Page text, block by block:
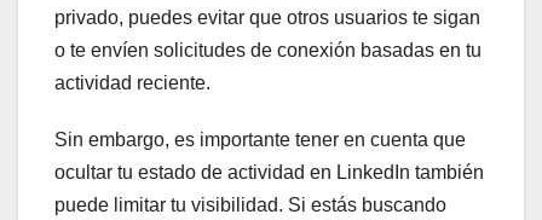
privado, puedes evitar que otros usuarios te sigan
o te envíen solicitudes de conexión basadas en tu
actividad reciente.
Sin embargo, es importante tener en cuenta que
ocultar tu estado de actividad en LinkedIn también
puede limitar tu visibilidad. Si estás buscando